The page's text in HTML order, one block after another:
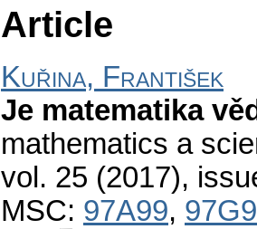
Article
Kuřina, František
Je matematika
mathematics a
vol. 25 (2017),
MSC: 97A99,